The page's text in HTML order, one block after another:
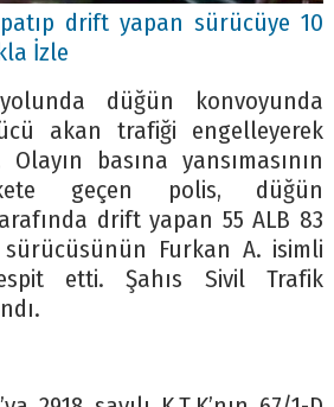
drift yapan sürücüye 10
İzle
düğün konvoyunda
akan trafiği engelleyerek
basına yansımasının
geçen polis, düğün
drift yapan 55 ALB 83
sürücüsünün Furkan A. isimli
etti. Şahıs Sivil Trafik